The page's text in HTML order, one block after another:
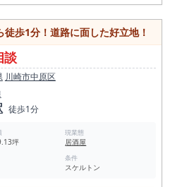
徒歩1分！道路に面した好立地！
談
川崎市中原区
徒歩1分
坪
現業態
居酒屋
条件
スケルトン